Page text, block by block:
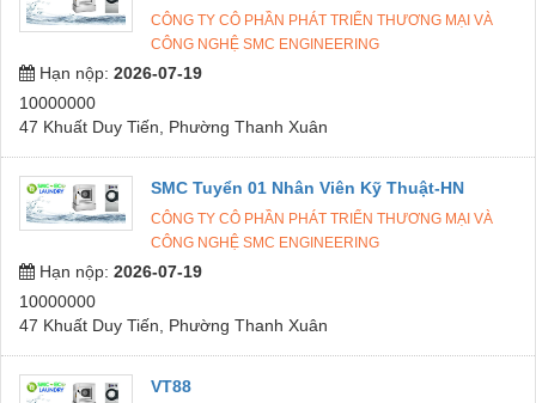
CÔNG TY CÔ PHẦN PHÁT TRIỂN THƯƠNG MẠI VÀ
CÔNG NGHỆ SMC ENGINEERING
Hạn nộp: 2026-07-19
10000000
47 Khuất Duy Tiến, Phường Thanh Xuân
SMC Tuyển 01 Nhân Viên Kỹ Thuật-HN
CÔNG TY CÔ PHẦN PHÁT TRIỂN THƯƠNG MẠI VÀ
CÔNG NGHỆ SMC ENGINEERING
Hạn nộp: 2026-07-19
10000000
47 Khuất Duy Tiến, Phường Thanh Xuân
VT88